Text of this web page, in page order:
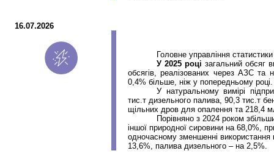
16.07.2026
Головне управління
У 2025 році загальний обсяг
обсягів, реалізованих через АЗС
0,4% більше, ніж у попередньому році.
У натуральному вимірі
тис.тдизельного палива, 90,3тис.т
щільних дров для опалення та 218,4
Порівняно з 2024 роком
іншої природної сировини на 68,0%,
одночасному зменшенні використання
13,6%, палива дизельного – на 2,5%.